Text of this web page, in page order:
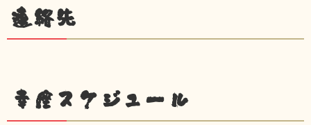
連絡先
幸座スケジュール